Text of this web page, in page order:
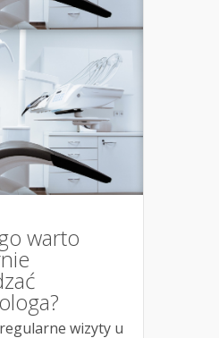
warto
wizyty u